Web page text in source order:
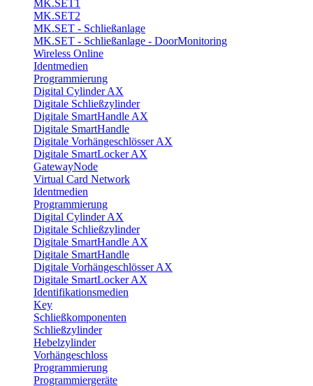
MK.SET1
MK.SET2
MK.SET - Schließanlage
MK.SET - Schließanlage - DoorMonitoring
Wireless Online
Identmedien
Programmierung
Digital Cylinder AX
Digitale Schließzylinder
Digitale SmartHandle AX
Digitale SmartHandle
Digitale Vorhängeschlösser AX
Digitale SmartLocker AX
GatewayNode
Virtual Card Network
Identmedien
Programmierung
Digital Cylinder AX
Digitale Schließzylinder
Digitale SmartHandle AX
Digitale SmartHandle
Digitale Vorhängeschlösser AX
Digitale SmartLocker AX
Identifikationsmedien
Key
Schließkomponenten
Schließzylinder
Hebelzylinder
Vorhängeschloss
Programmierung
Programmiergeräte